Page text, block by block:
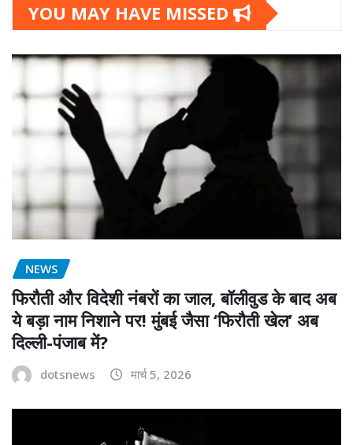
YOU MAY HAVE MISSED
NEWS
फिरौती और विदेशी नंबरों का जाल, बॉलीवुड के बाद अब
ये बड़ा नाम निशाने पर! मुंबई जैसा ‘फिरौती खेल’ अब
दिल्ली-पंजाब में?
dotsnews मार्च 5, 2026